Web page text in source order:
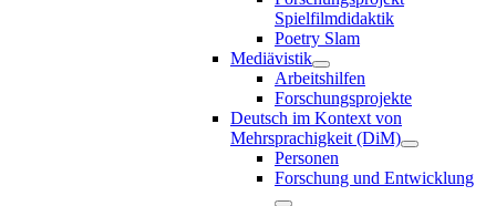
Spielfilmdidaktik
Poetry Slam
Mediävistik
Arbeitshilfen
Forschungsprojekte
Deutsch im Kontext von
Mehrsprachigkeit (DiM)
Personen
Forschung und Entwicklung